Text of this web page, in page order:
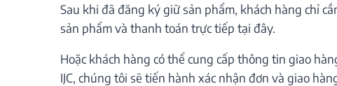
Sau khi đã đăng ký giữ sản phẩm, khách hàng chỉ
sản phẩm và thanh toán trực tiếp tại đây.
Hoặc khách hàng có thể cung cấp thông tin giao
IJC, chúng tôi sẽ tiến hành xác nhận đơn và giao